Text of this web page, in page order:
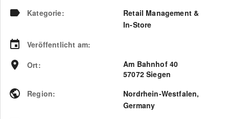
Kategorie:
Retail Management &
In-Store
Veröffentlicht am:
Ort:
Am Bahnhof 40
57072 Siegen
Region: Nordrhein-Westfalen,
Germany